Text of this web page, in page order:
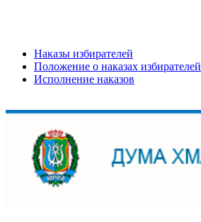
Наказы избирателей
Положение о наказах избирателей
Исполнение наказов